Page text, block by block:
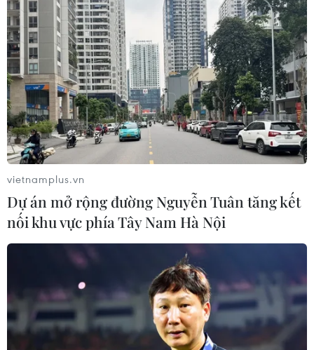
vietnamplus.vn
Dự án mở rộng đường Nguyễn Tuân tăng kết
nối khu vực phía Tây Nam Hà Nội